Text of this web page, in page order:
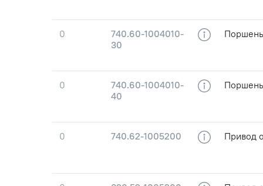
0
740.60-1004010-
30
0
740.60-1004010-
40
0 740.62-1005200 Привод